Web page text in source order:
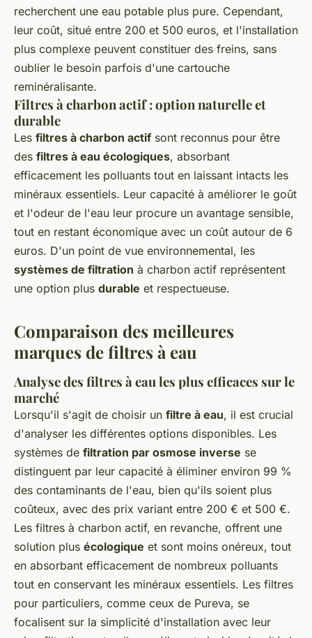
recherchent une eau potable plus pure. Cependant,
leur coût, situé entre 200 et 500 euros, et l'installation
plus complexe peuvent constituer des freins, sans
oublier le besoin parfois d'une cartouche
reminéralisante.
Filtres à charbon actif : option naturelle et
durable
Les filtres à charbon actif sont reconnus pour être
des filtres à eau écologiques, absorbant
efficacement les polluants tout en laissant intacts les
minéraux essentiels. Leur capacité à améliorer le goût
et l'odeur de l'eau leur procure un avantage sensible,
tout en restant économique avec un coût autour de 6
euros. D'un point de vue environnemental, les
systèmes de filtration à charbon actif représentent
une option plus durable et respectueuse.
Comparaison des meilleures
marques de filtres à eau
Analyse des filtres à eau les plus efficaces sur le
marché
Lorsqu'il s'agit de choisir un filtre à eau, il est crucial
d'analyser les différentes options disponibles. Les
systèmes de filtration par osmose inverse se
distinguent par leur capacité à éliminer environ 99 %
des contaminants de l'eau, bien qu'ils soient plus
coûteux, avec des prix variant entre 200 € et 500 €.
Les filtres à charbon actif, en revanche, offrent une
solution plus écologique et sont moins onéreux, tout
en absorbant efficacement de nombreux polluants
tout en conservant les minéraux essentiels. Les filtres
pour particuliers, comme ceux de Pureva, se
focalisent sur la simplicité d'installation avec leur